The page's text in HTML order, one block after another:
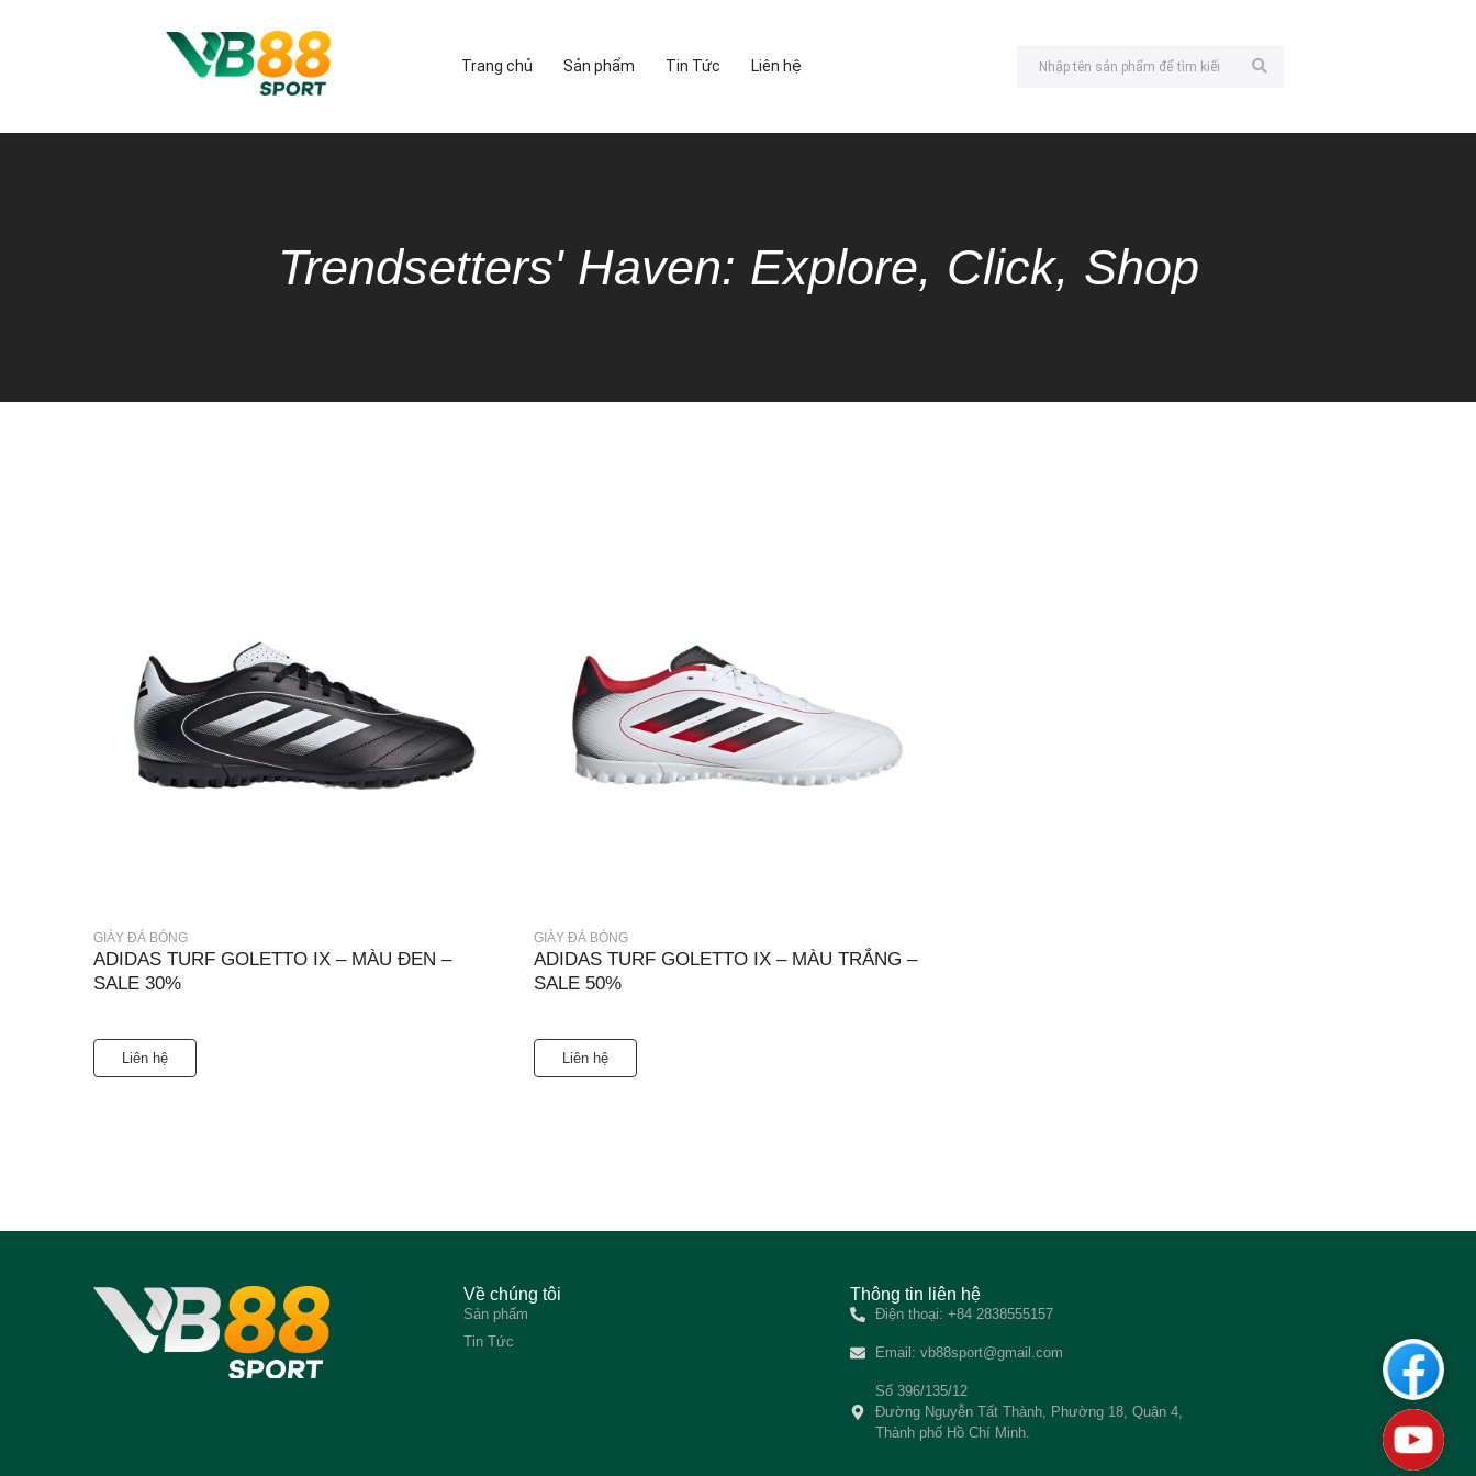
Trang chủ Sản phẩm Tin Tức Liên hệ
Trendsetters' Haven: Explore, Click, Shop
GIÀY ĐÁ BÓNG
ADIDAS TURF GOLETTO IX – MÀU ĐEN –
SALE 30%
Liên hệ
GIÀY ĐÁ BÓNG
ADIDAS TURF GOLETTO IX – MÀU TRẮNG –
SALE 50%
Liên hệ
Về chúng tôi
Sản phẩm
Tin Tức
Thông tin liên hệ
Điện thoại: +84 2838555157
Email: vb88sport@gmail.com
Số 396/135/12
Đường Nguyễn Tất Thành, Phường 18, Quận 4,
Thành phố Hồ Chí Minh.